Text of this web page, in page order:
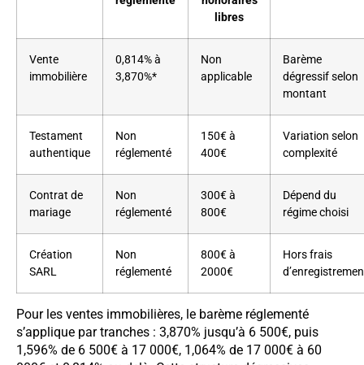
libres
Vente
immobilière
0,814% à
3,870%*
Non
applicable
Barème
dégressif selon
montant
Testament
authentique
Non
réglementé
150€ à
400€
Variation selon
complexité
Contrat de
mariage
Non
réglementé
300€ à
800€
Dépend du
régime choisi
Création
SARL
Non
réglementé
800€ à
2000€
Hors frais
Pour les ventes immobilières, le barème réglementé
s’applique par tranches : 3,870% jusqu’à 6 500€, puis
1,596% de 6 500€ à 17 000€, 1,064% de 17 000€ à 60